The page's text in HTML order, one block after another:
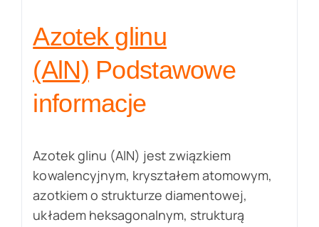
Azotek glinu
(AlN) Podstawowe
informacje
Azotek glinu (AlN) jest związkiem
kowalencyjnym, kryształem atomowym,
azotkiem o strukturze diamentowej,
układem heksagonalnym, strukturą